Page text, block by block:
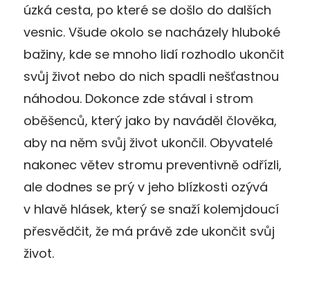
úzká cesta, po které se došlo do dalších
vesnic. Všude okolo se nacházely hluboké
bažiny, kde se mnoho lidí rozhodlo ukončit
svůj život nebo do nich spadli nešťastnou
náhodou. Dokonce zde stával i strom
oběšenců, který jako by naváděl člověka,
aby na něm svůj život ukončil. Obyvatelé
nakonec větev stromu preventivně odřízli,
ale dodnes se prý v jeho blízkosti ozývá
v hlavě hlásek, který se snaží kolemjdoucí
přesvědčit, že má právě zde ukončit svůj
život.